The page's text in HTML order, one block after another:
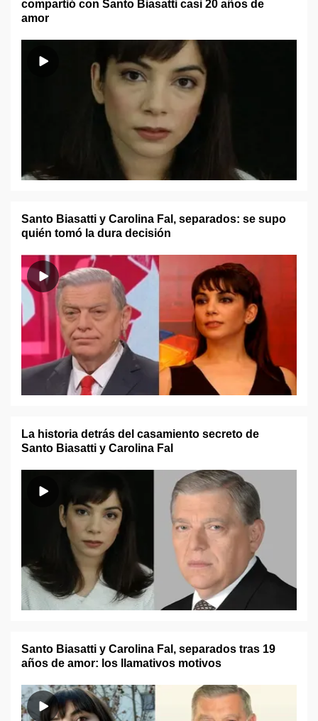
compartió con Santo Biasatti casi 20 años de
amor
Santo Biasatti y Carolina Fal, separados: se supo
quién tomó la dura decisión
La historia detrás del casamiento secreto de
Santo Biasatti y Carolina Fal
Santo Biasatti y Carolina Fal, separados tras 19
años de amor: los llamativos motivos